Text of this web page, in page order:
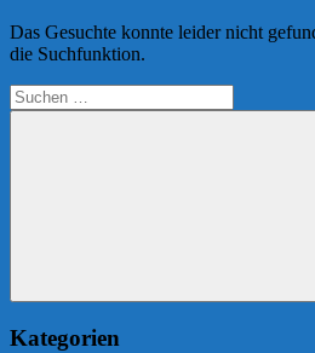
Das Gesuchte konnte leider nicht
die Suchfunktion.
Suchen
nach:
Suchen
Kategorien